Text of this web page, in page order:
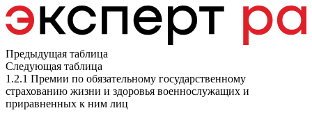
Предыдущая таблица
Следующая таблица
1.2.1 Премии по обязательному государственному
страхованию жизни и здоровья военнослужащих и
приравненных к ним лиц